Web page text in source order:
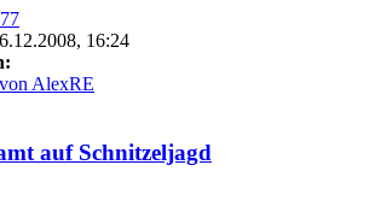
16:24
AlexRE
auf Schnitzeljagd